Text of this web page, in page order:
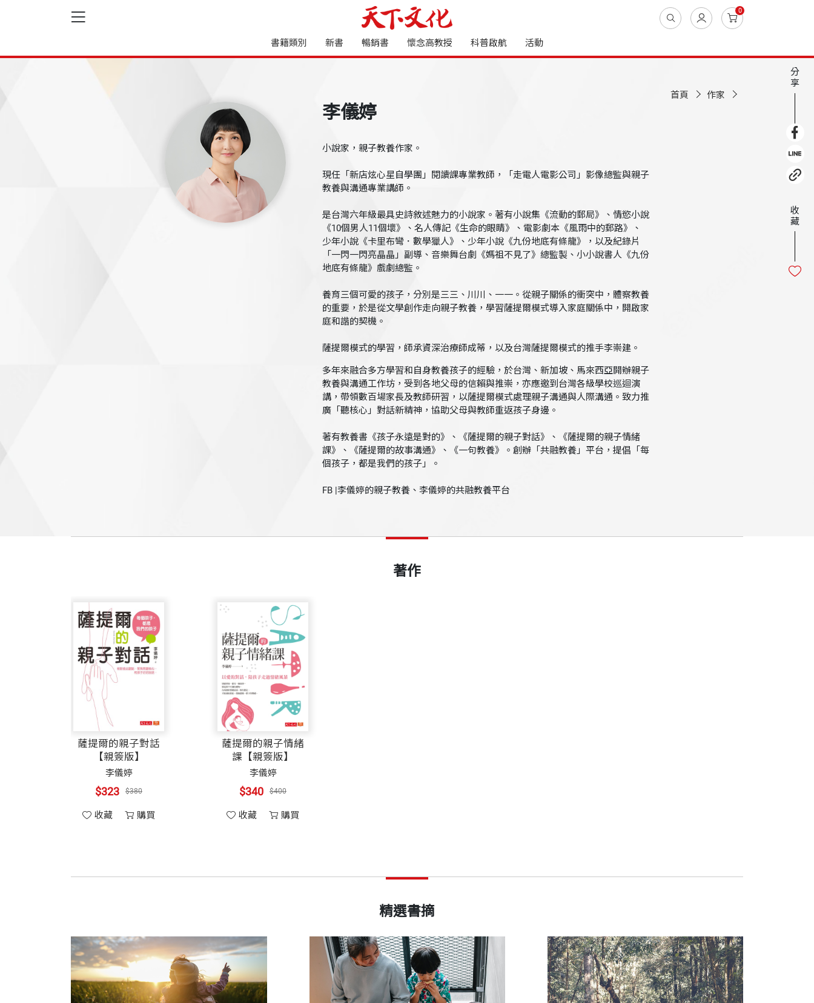
0
書籍類別 新書 暢銷書 懷念高教授 科普啟航 活動
首頁 作家
李儀婷
小說家，親子教養作家。
現任「新店炫心星自學團」閱讀課專業教師，「走電人電影公司」影像總監與親子
教養與溝通專業講師。
是台灣六年級最具史詩敘述魅力的小說家。著有小說集《流動的郵局》、情慾小說
《10個男人11個壞》、名人傳記《生命的眼睛》、電影劇本《風雨中的郵路》、
少年小說《卡里布彎．數學獵人》、少年小說《九份地底有條龍》，以及紀錄片
「一閃一閃亮晶晶」副導、音樂舞台劇《媽祖不見了》總監製、小小說書人《九份
地底有條龍》戲劇總監。
養育三個可愛的孩子，分別是三三、川川、一一。從親子關係的衝突中，體察教養
的重要，於是從文學創作走向親子教養，學習薩提爾模式導入家庭關係中，開啟家
庭和諧的契機。
薩提爾模式的學習，師承資深治療師成蒂，以及台灣薩提爾模式的推手李崇建。
多年來融合多方學習和自身教養孩子的經驗，於台灣、新加坡、馬來西亞開辦親子
教養與溝通工作坊，受到各地父母的信賴與推崇，亦應邀到台灣各級學校巡迴演
講，帶領數百場家長及教師研習，以薩提爾模式處理親子溝通與人際溝通。致力推
廣「聽核心」對話新精神，協助父母與教師重返孩子身邊。
著有教養書《孩子永遠是對的》、《薩提爾的親子對話》、《薩提爾的親子情緒
課》、《薩提爾的故事溝通》、《一句教養》。創辦「共融教養」平台，提倡「每
個孩子，都是我們的孩子」。
FB |李儀婷的親子教養、李儀婷的共融教養平台
著作
薩提爾的親子對話
【親簽版】
李儀婷
$323 $380
收藏 購買
薩提爾的親子情緒
課【親簽版】
李儀婷
$340 $400
收藏 購買
精選書摘
分
享
收
藏